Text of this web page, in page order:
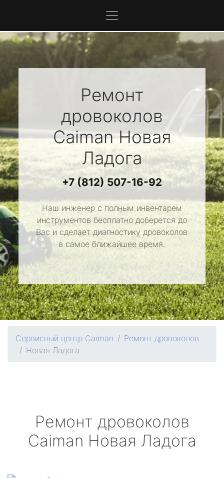
Ремонт
дровоколов
CaimanНовая
Ладога
+7 (812) 507-16-92
Наш инженер с полным инвентарем
инструментов бесплатно доберется до
Вас и сделает диагностику дровоколов
в самое ближайшее время.
Сервисный центр Caiman
Ремонт дровоколов
Новая Ладога
Ремонт дровоколов
Caiman Новая Ладога